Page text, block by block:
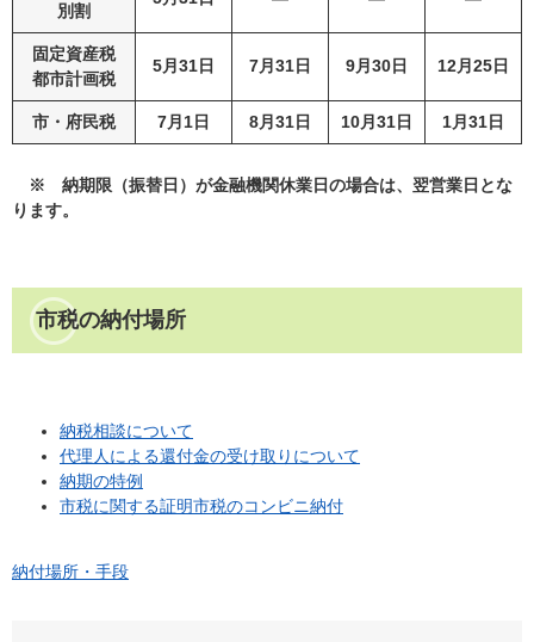
別割
固定資産税
都市計画税
5月31日 7月31日 9月30日 12月25日
市・府民税 7月1日 8月31日 10月31日 1月31日
※ 納期限（振替日）が金融機関休業日の場合は、翌営業日とな
ります。
市税の納付場所
納税相談について
代理人による還付金の受け取りについて
納期の特例
市税に関する証明市税のコンビニ納付
納付場所・手段